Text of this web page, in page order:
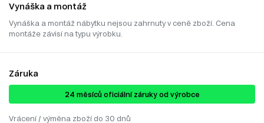
Vynáška a montáž
Vynáška a montáž nábytku nejsou zahrnuty v ceně zboží. Cena
montáže závisí na typu výrobku.
Záruka
24 ​​​​měsíců oficiální záruky od výrobce
Vrácení / výměna zboží do 30 dnů